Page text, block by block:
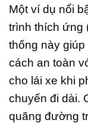
Một ví dụ nổi
trình thích ứng
thống này
cách an toàn
cho lái xe khi
chuyến đi dài.
quãng đường